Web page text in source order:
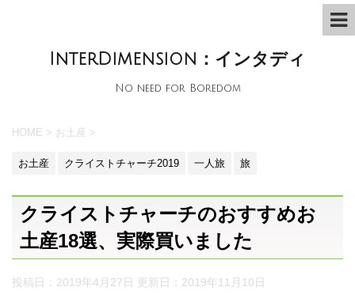
InterDimension：インタディ
No need for Boredom
HOME > お土産 >
お土産 クライストチャーチ2019 一人旅 旅
クライストチャーチのおすすめお
土産18選、実際買いました
投稿日：2019年4月27日 更新日： 2019年11月10日